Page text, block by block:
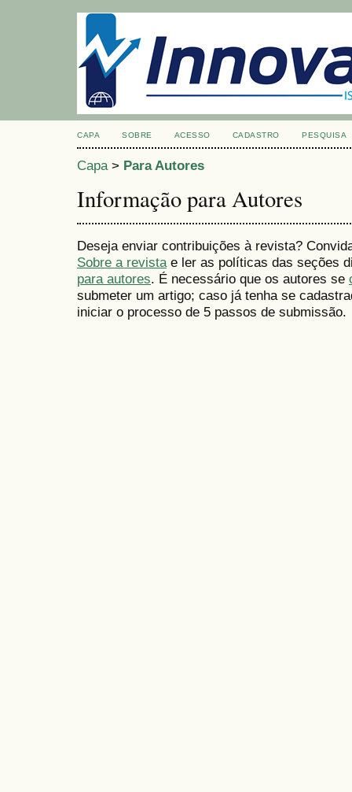
CAPA SOBRE ACESSO CADASTRO PESQUISA
Capa> Para Autores
Informação para Autores
Deseja enviar contribuições à revista?
Sobre a revista e ler as políticas das seções
para autores. É necessário que os autores se
submeter um artigo; caso já tenha se
iniciar o processo de 5 passos de submissão.